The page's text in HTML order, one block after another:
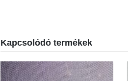
Kapcsolódó termékek